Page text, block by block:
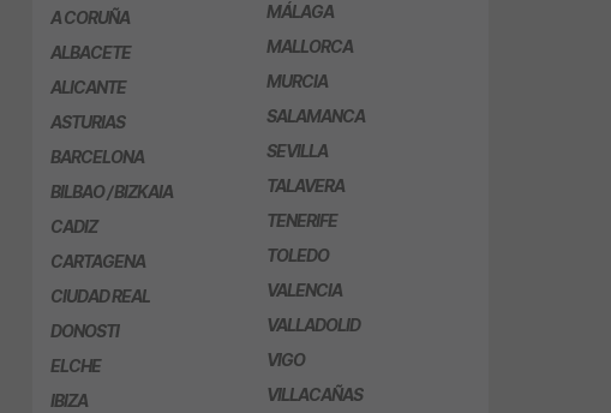
A CORUÑA
ALBACETE
ALICANTE
ASTURIAS
BARCELONA
BILBAO / BIZKAIA
CADIZ
CARTAGENA
CIUDAD REAL
DONOSTI
ELCHE
IBIZA
MÁLAGA
MALLORCA
MURCIA
SALAMANCA
SEVILLA
TALAVERA
TENERIFE
TOLEDO
VALENCIA
VALLADOLID
VIGO
VILLACAÑAS